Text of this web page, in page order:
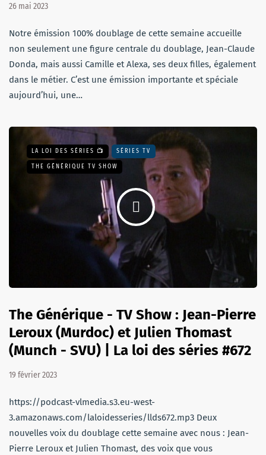
26 mai 2023
Notre émission 100% doublage de cette semaine accueille
non seulement une figure centrale du doublage, Jean-Claude
Donda, mais aussi Camille et Alexa, ses deux filles, également
dans le métier. C’est une émission importante et spéciale
aujourd’hui, une…
LA LOI DES SÉRIES 📺 SÉRIES TV
THE GÉNÉRIQUE TV SHOW
The Générique - TV Show : Jean-Pierre
Leroux (Murdoc) et Julien Thomast
(Munch - SVU) | La loi des séries #672
19 février 2023
https://podcast-vlmedia.s3.eu-west-
3.amazonaws.com/laloidesseries/llds672.mp3 Deux
nouvelles voix du doublage cette semaine avec nous : Jean-
Pierre Leroux et Julien Thomast, des voix que vous